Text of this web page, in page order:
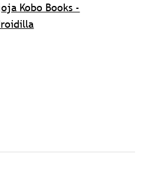
Kobo Books -